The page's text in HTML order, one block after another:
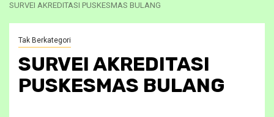
SURVEI AKREDITASI PUSKESMAS BULANG
Tak Berkategori
SURVEI AKREDITASI
PUSKESMAS BULANG